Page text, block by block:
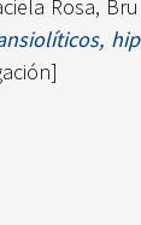
Rosa,